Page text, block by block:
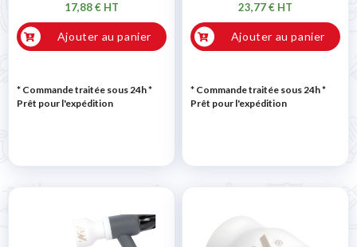
17,88 € HT
Ajouter au panier
* Commande traitée sous 24h*
Prêt pour l'expédition
23,77 € HT
Ajouter au panier
* Commande traitée sous 24h*
Prêt pour l'expédition